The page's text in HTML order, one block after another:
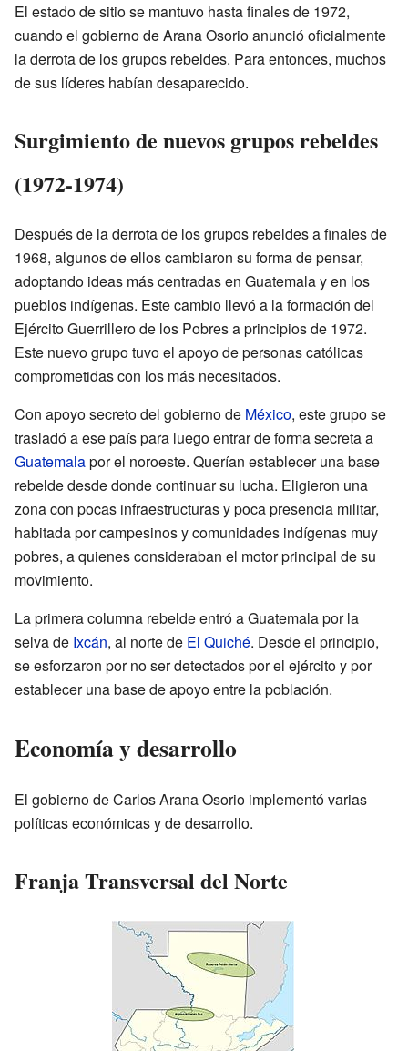
El estado de sitio se mantuvo hasta finales de 1972,
cuando el gobierno de Arana Osorio anunció oficialmente
la derrota de los grupos rebeldes. Para entonces, muchos
de sus líderes habían desaparecido.
Surgimiento de nuevos grupos rebeldes
(1972-1974)
Después de la derrota de los grupos rebeldes a finales de
1968, algunos de ellos cambiaron su forma de pensar,
adoptando ideas más centradas en Guatemala y en los
pueblos indígenas. Este cambio llevó a la formación del
Ejército Guerrillero de los Pobres a principios de 1972.
Este nuevo grupo tuvo el apoyo de personas católicas
comprometidas con los más necesitados.
Con apoyo secreto del gobierno de México, este grupo se
trasladó a ese país para luego entrar de forma secreta a
Guatemalapor el noroeste. Querían establecer una base
rebelde desde donde continuar su lucha. Eligieron una
zona con pocas infraestructuras y poca presencia militar,
habitada por campesinos y comunidades indígenas muy
pobres, a quienes consideraban el motor principal de su
movimiento.
La primera columna rebelde entró a Guatemala por la
selva de Ixcán, al norte de El Quiché. Desde el principio,
se esforzaron por no ser detectados por el ejército y por
establecer una base de apoyo entre la población.
Economía y desarrollo
El gobierno de Carlos Arana Osorio implementó varias
políticas económicas y de desarrollo.
Franja Transversal del Norte